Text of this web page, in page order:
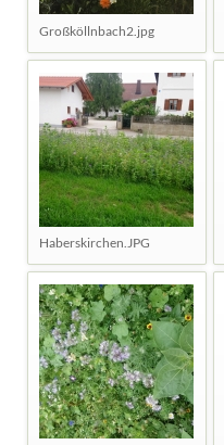
Großköllnbach2.jpg
Haberskirchen.JPG